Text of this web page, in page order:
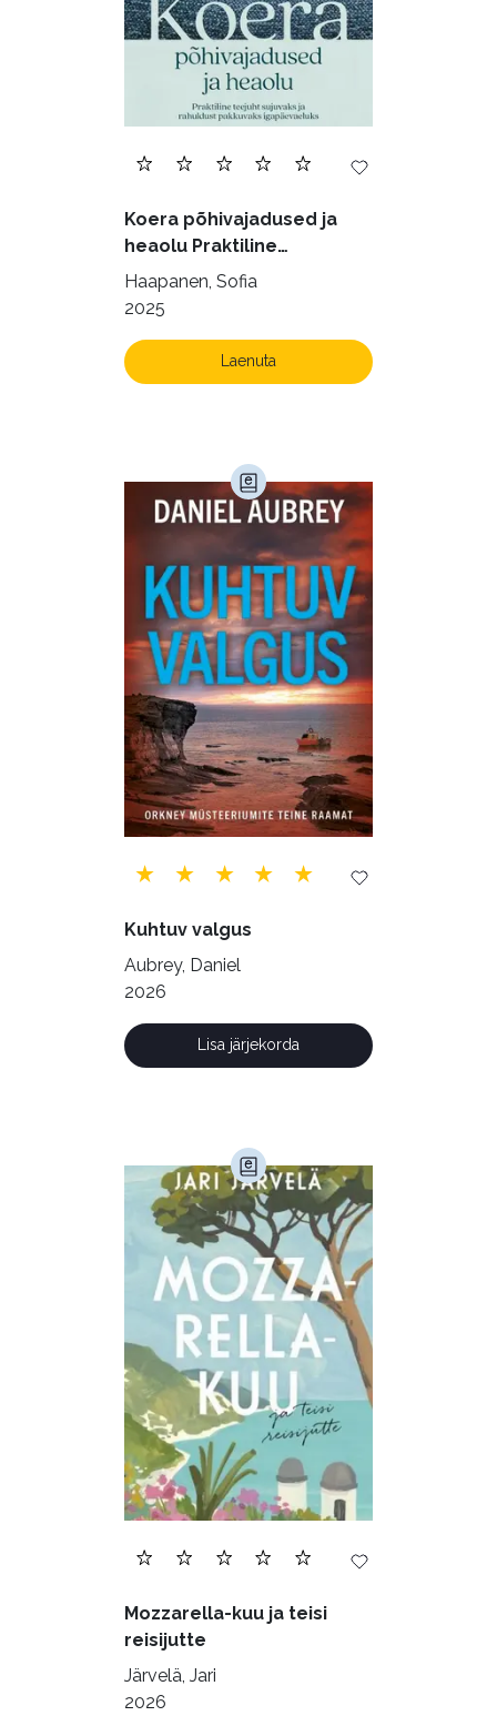
Filosoofia (146)
Geograafia (65)
Haridus (20)
Ilukirjandus (4258)
Krimi ja põnevik (1287)
Kultuur ja teadus (45)
Kunst ja looming (86)
Laste- ja noortekirjandus (581)
Maamajandus (24)
Majandus (34)
Perioodika (15)
Psühholoogia (184)
Rahandus (47)
Religioon (107)
Siseturvalisus (34)
Sport (52)
Tehnika (6)
Telekommunikatsioon (9)
Tervis (147)
Transport (8)
Ulme ja fantaasia (244)
Vabakasutus (423)
Õigus (22)
Koera põhivajadused ja
heaolu Praktiline
käsiraamat sujuvaks ja
rahuldust pakkuvaks
Haapanen, Sofia
2025
Laenuta
Kuhtuv valgus
Aubrey, Daniel
2026
Lisa järjekorda
Mozzarella-kuu ja teisi
reisijutte
Järvelä, Jari
2026